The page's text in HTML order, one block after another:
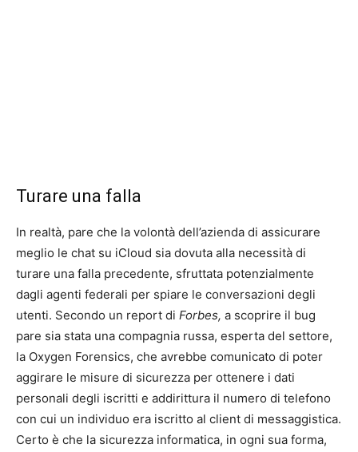
Turare una falla
In realtà, pare che la volontà dell’azienda di assicurare
meglio le chat su iCloud sia dovuta alla necessità di
turare una falla precedente, sfruttata potenzialmente
dagli agenti federali per spiare le conversazioni degli
utenti. Secondo un report di Forbes, a scoprire il bug
pare sia stata una compagnia russa, esperta del settore,
la Oxygen Forensics, che avrebbe comunicato di poter
aggirare le misure di sicurezza per ottenere i dati
personali degli iscritti e addirittura il numero di telefono
con cui un individuo era iscritto al client di messaggistica.
Certo è che la sicurezza informatica, in ogni sua forma,